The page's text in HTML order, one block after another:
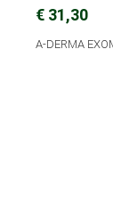
€ 31,30
A-DERMA